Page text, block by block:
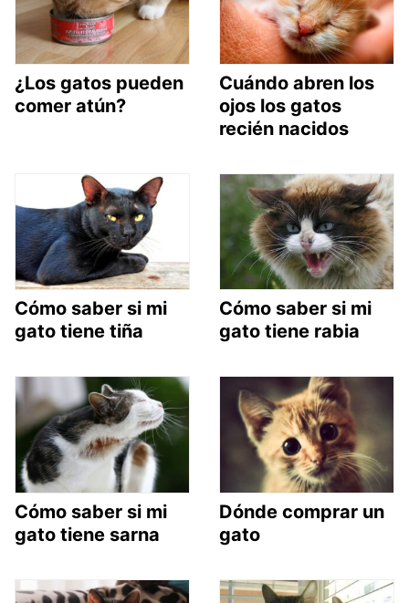
¿Los gatos pueden
comer atún?
Cuándo abren los
ojos los gatos
recién nacidos
Cómo saber si mi
gato tiene tiña
Cómo saber si mi
gato tiene rabia
Cómo saber si mi
gato tiene sarna
Dónde comprar un
gato